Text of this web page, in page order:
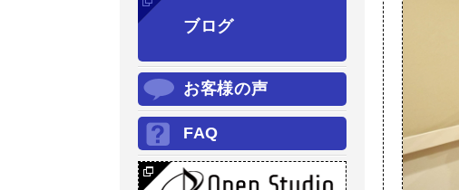
ブログ
お客様の声
FAQ